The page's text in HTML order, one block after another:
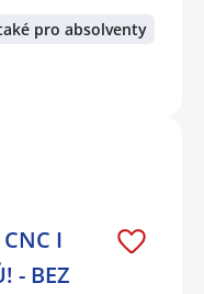
pro absolventy
I
- BEZ